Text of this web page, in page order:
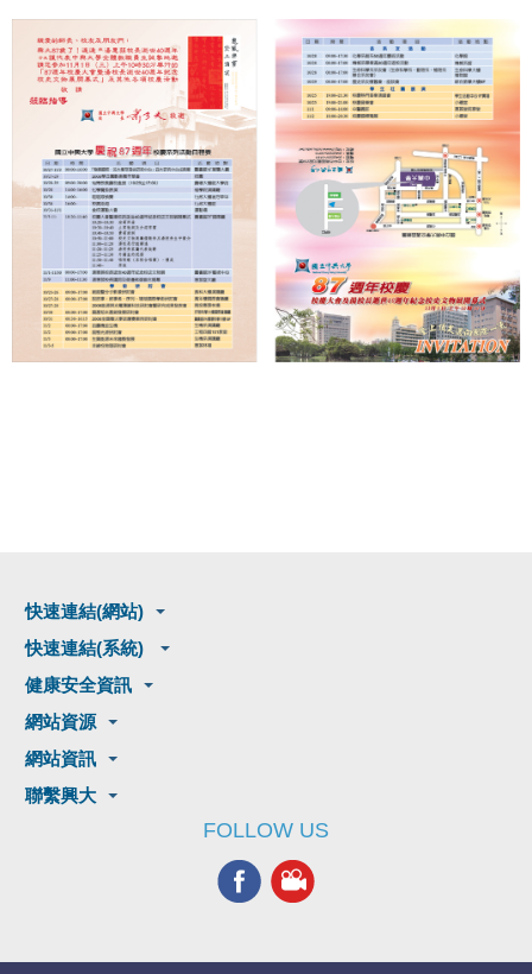
快速連結(網站)
快速連結(系統)
健康安全資訊
網站資源
網站資訊
聯繫興大
FOLLOW US